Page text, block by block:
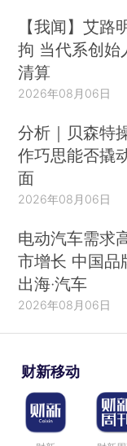
【我闻】艾路
拘 当代系创始
清算
2026年08月06日
分析｜贝森特
作巧思能否撬
面
2026年08月06日
电动汽车需求
市增长 中国品
出海·汽车
2026年08月06日
财新移动